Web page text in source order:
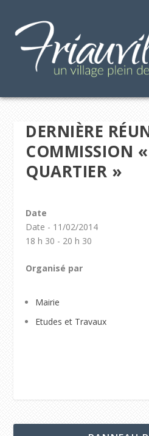
DERNIÈRE
COMMISSION
QUARTIER »
Date
Date - 11/02/2014
18 h 30 - 20 h 30
Organisé par
Mairie
Etudes et Travaux